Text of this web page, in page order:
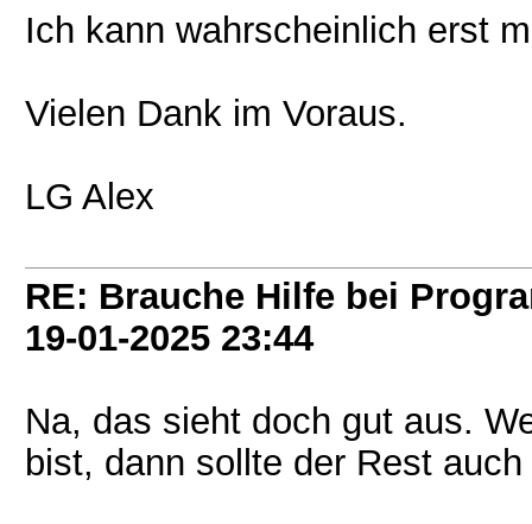
Ich kann wahrscheinlich erst
Vielen Dank im Voraus.
LG Alex
RE: Brauche Hilfe bei
19-01-2025 23:44
Na, das sieht doch gut aus.
bist, dann sollte der Rest